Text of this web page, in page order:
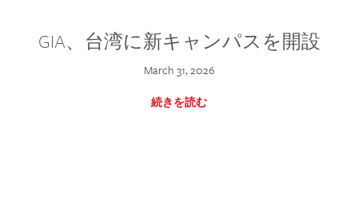
GIA、台湾に新キャンパスを開設
March 31, 2026
続きを読む